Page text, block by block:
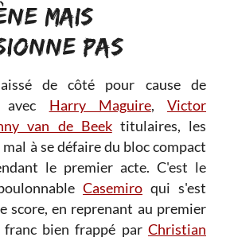
MAIS
PAS
de côté pour cause de
avec Harry Maguire,Victor
van de Beektitulaires, les
à se défaire du bloc compact
le premier acte. C'est le
Casemiro qui s'est
score, en reprenant au premier
bien frappé par Christian